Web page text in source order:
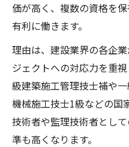
建設業専任技
建設技術者が選
主任技術者専
建設業で専任
建設技術者資
価が高く、複数の資格を
有利に働きます。
理由は、建設業界の各企
ジェクトへの対応力を重
級建築施工管理技士補や
機械施工技士1級などの国
技術者や監理技術者とし
準も高くなります。